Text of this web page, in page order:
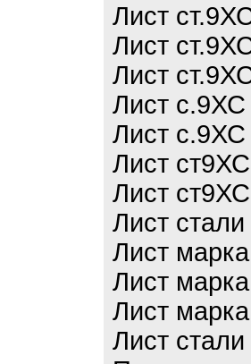
Лист
Лист
Лист
Лист
Лист
Лист
Лист
Лист
Лист
Лист
Лист
Лист